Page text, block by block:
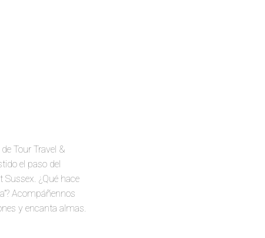
Tour Travel &
el paso del
Sussex. ¿Qué hace
Acompáñennos
y encanta almas.